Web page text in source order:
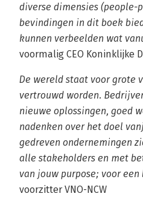
diverse dimensies (people-
bevindingen in dit boek
kunnen verbeelden wat
voormalig CEO Koninklijke
De wereld staat voor grote
vertrouwd worden.
nieuwe oplossingen, goed
nadenken over het doel
gedreven ondernemingen
alle stakeholders en met
van jouw purpose; voor
voorzitter VNO-NCW